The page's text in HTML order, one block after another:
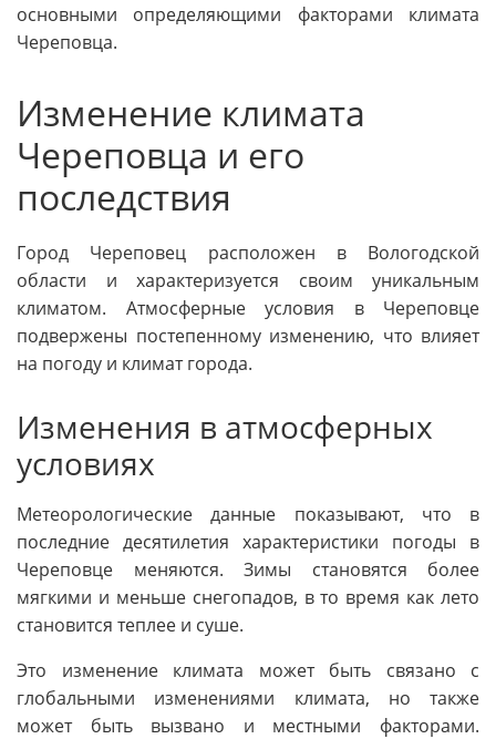
основными определяющими факторами климата
Череповца.
Изменение климата
Череповца и его
последствия
Город Череповец расположен в Вологодской
области и характеризуется своим уникальным
климатом. Атмосферные условия в Череповце
подвержены постепенному изменению, что влияет
на погоду и климат города.
Изменения в атмосферных
условиях
Метеорологические данные показывают, что в
последние десятилетия характеристики погоды в
Череповце меняются. Зимы становятся более
мягкими и меньше снегопадов, в то время как лето
становится теплее и суше.
Это изменение климата может быть связано с
глобальными изменениями климата, но также
может быть вызвано и местными факторами.